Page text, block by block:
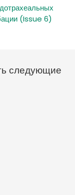
(Issue 6)
следующие